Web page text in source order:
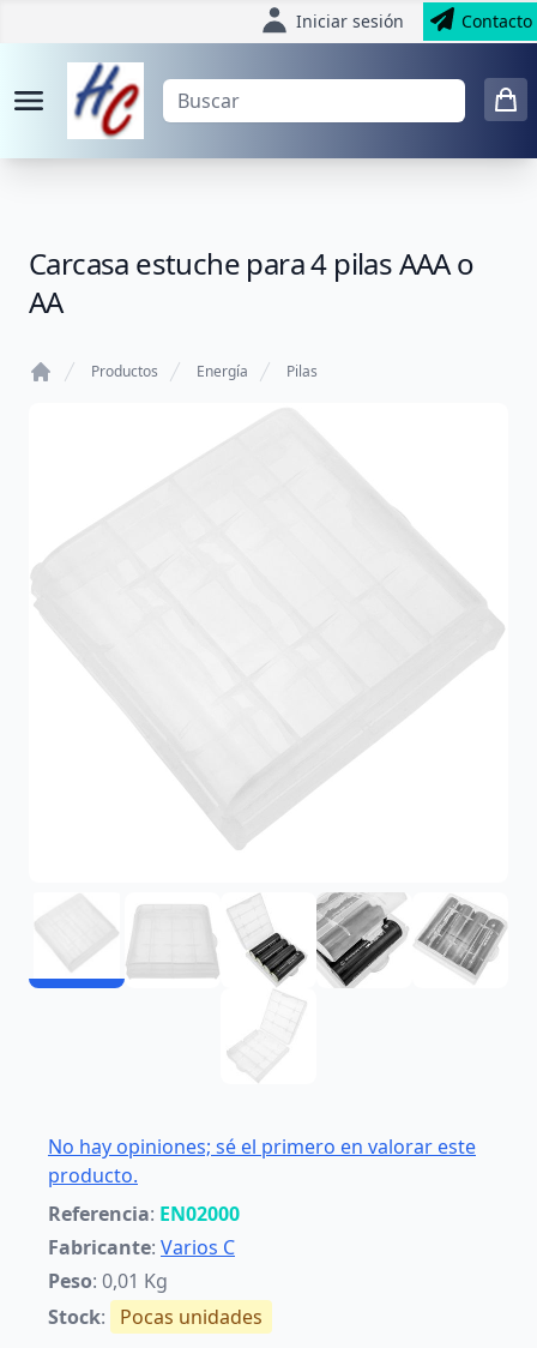
Iniciar sesión Contacto
Carcasa estuche para 4 pilas AAA o
AA
Productos Energía Pilas
No hay opiniones; sé el primero en valorar este
producto.
Referencia: EN02000
Fabricante: Varios C
Peso: 0,01 Kg
Stock: Pocas unidades